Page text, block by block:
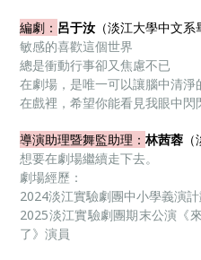
編劇： 呂于汝 （淡江大學中文系
敏感的喜歡這個世界
總是衝動行事卻又焦慮不已
在劇場，是唯一可以讓腦中清淨
在戲裡，希望你能看見我眼中閃
導演助理暨舞監助理：林茜蓉
想要在劇場繼續走下去。
劇場經歷：
2024淡江實驗劇團中小學義演
2025淡江實驗劇團期末公演《
了》演員